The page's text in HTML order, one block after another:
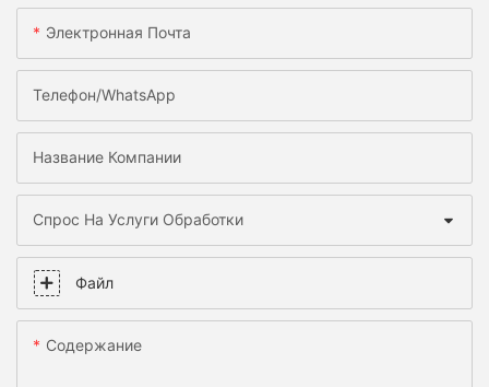
Электронная Почта
Телефон/WhatsApp
Название Компании
Спрос На Услуги Обработки
Файл
Содержание